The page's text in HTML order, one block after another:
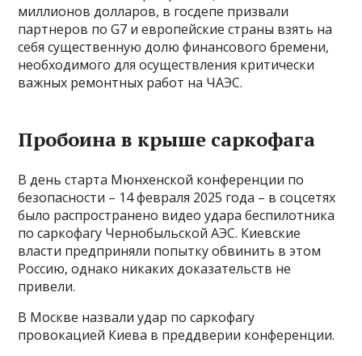
миллионов долларов, в госдепе призвали
партнеров по G7 и европейские страны взять на
себя существенную долю финансового бремени,
необходимого для осуществления критически
важных ремонтных работ на ЧАЭС.
Пробоина в крыше саркофага
В день старта Мюнхенской конференции по
безопасности – 14 февраля 2025 года – в соцсетях
было распространено видео удара беспилотника
по саркофагу Чернобыльской АЭС. Киевские
власти предприняли попытку обвинить в этом
Россию, однако никаких доказательств не
привели.
В Москве назвали удар по саркофагу
провокацией Киева в преддверии конференции.